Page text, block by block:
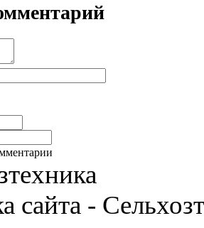
сайта -